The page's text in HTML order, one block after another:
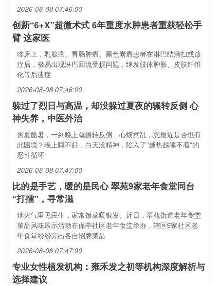
2026-08-08 07:46:00
创新“6+X”超微术式 6年重度水肿患者重获轻松手
臂 这家医
临床上，乳腺癌、胃肠肿瘤、黑色素瘤患者在淋巴结清扫或放
疗后，极易出现淋巴回流受损问题，继发肢体肿胀、皮肤纤维
化等后遗症
2026-08-08 07:46:00
躲过了烈日与高温，却没躲过夏夜的辗转反侧 心
神失养，中医外治
炎夏酷暑，一到晚上就辗转反侧、心烦意乱，您最近是否也有
此困境？晚上睡不好，白天没精神，陷入了“越热越睡不着”的
恶性循环
2026-08-08 07:47:00
比的是手艺，暖的是民心 翠苑9家老年食堂同台
“打擂”，寻常滋
烟火气里见民生，家常饭菜暖银发。近日，翠苑街道老年食堂
菜品风味展示活动在保亭社区老年食堂举办，辖区9家社区老
年食堂纷纷亮出各自招牌菜品
2026-08-08 07:47:00
专业女性植发机构：雍禾发之初等机构深度解析与
选择建议